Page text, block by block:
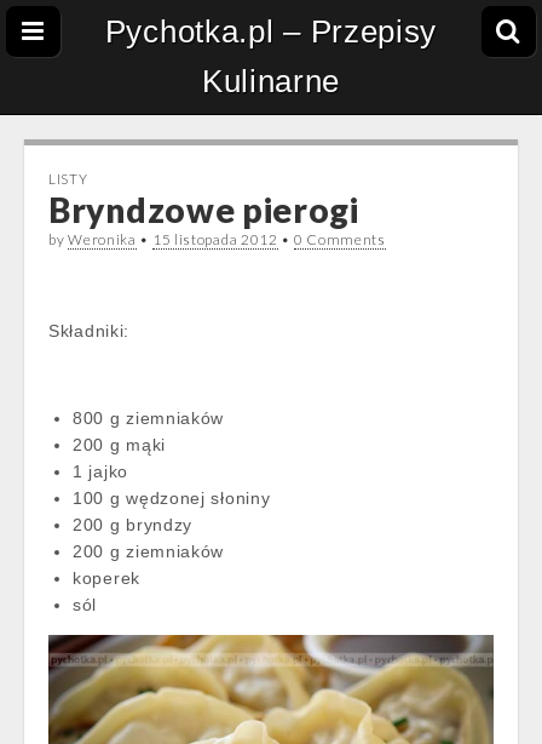
Pychotka.pl – Przepisy
Kulinarne
LISTY
Bryndzowe pierogi
byWeronika • 15 listopada 2012 • 0 Comments
Składniki:
800 g ziemniaków
200 g mąki
1 jajko
100 g wędzonej słoniny
200 g bryndzy
200 g ziemniaków
koperek
sól